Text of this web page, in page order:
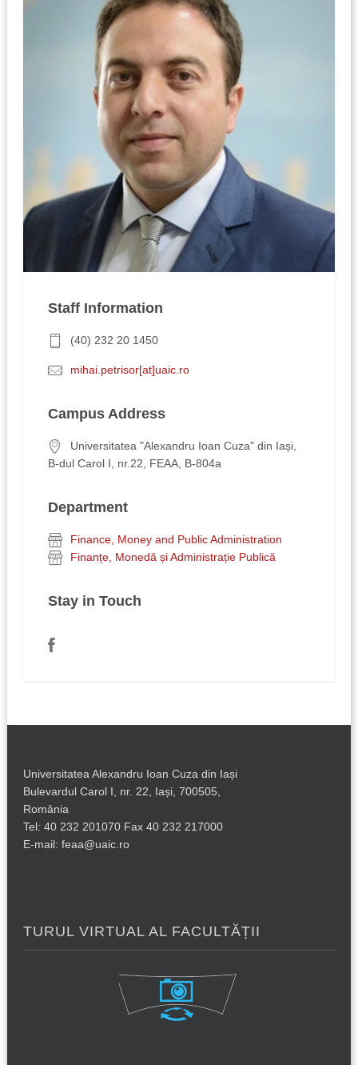
Staff Information
(40) 232 20 1450
mihai.petrisor[at]uaic.ro
Campus Address
Universitatea "Alexandru Ioan Cuza" din Iași,
B-dul Carol I, nr.22, FEAA, B-804a
Department
Finance, Money and Public Administration
Finanțe, Monedă și Administrație Publică
Stay in Touch
Universitatea Alexandru Ioan Cuza din Iași
Bulevardul Carol I, nr. 22, Iași, 700505,
România
Tel: 40 232 201070 Fax 40 232 217000
E-mail: feaa@uaic.ro
TURUL VIRTUAL AL FACULTĂȚII